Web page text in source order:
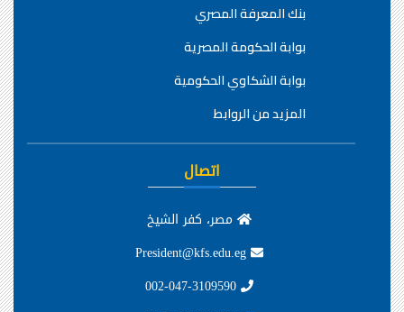
بنك المعرفة المصري
بوابة الحكومة المصرية
بوابة الشكاوي الحكومية
المزيد من الروابط
اتصال
مصر، كفر الشيخ